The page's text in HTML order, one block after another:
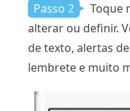
Passo 2
Toque
alterar ou definir.
de texto, alertas
lembrete e muito